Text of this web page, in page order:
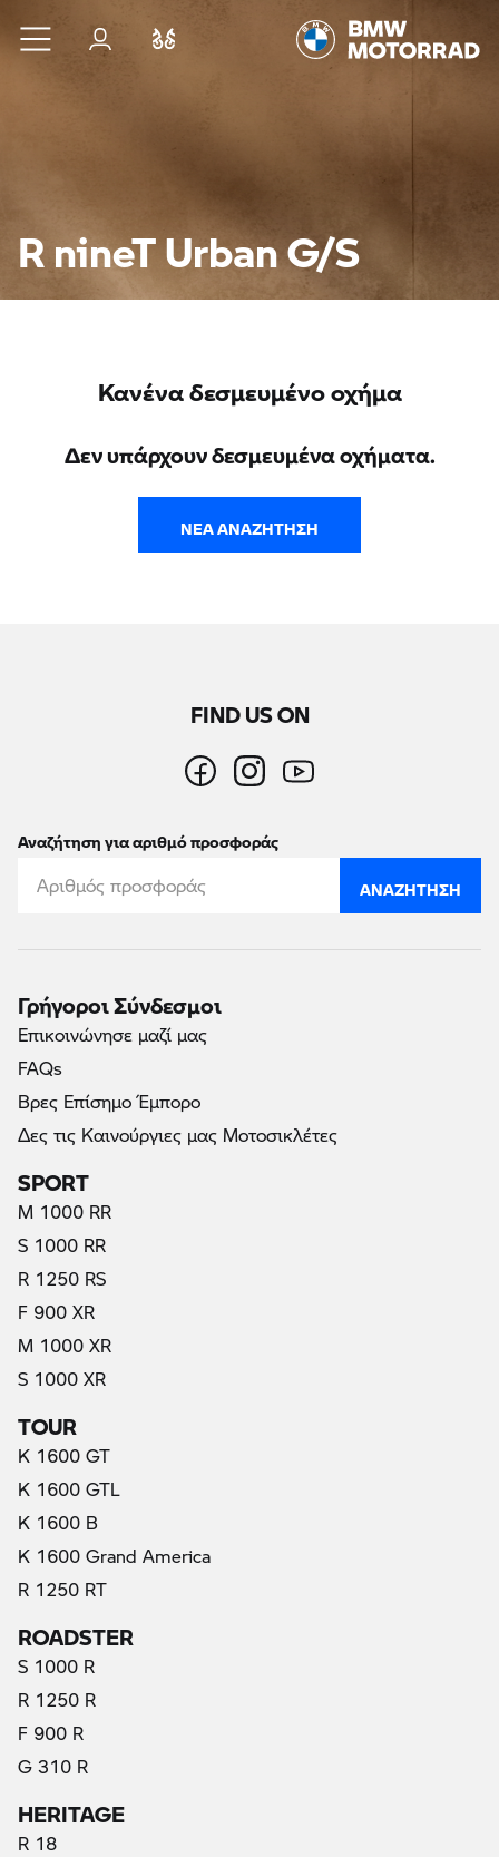
Μετάβαση στο κύριο περιεχόμενο
Σύνδεση
R nineT Urban G/S
Κανένα δεσμευμένο οχήμα
Δεν υπάρχουν δεσμευμένα οχήματα.
ΝΈΑ ΑΝΑΖΉΤΗΣΗ
FIND US ON
Αναζήτηση για αριθμό προσφοράς
ΑΝΑΖΉΤΗΣΗ
Γρήγοροι Σύνδεσμοι
Επικοινώνησε μαζί μας
FAQs
Βρες Επίσημο Έμπορο
Δες τις Καινούργιες μας Μοτοσικλέτες
SPORT
M 1000 RR
S 1000 RR
R 1250 RS
F 900 XR
M 1000 XR
S 1000 XR
TOUR
K 1600 GT
K 1600 GTL
K 1600 B
K 1600 Grand America
R 1250 RT
ROADSTER
S 1000 R
R 1250 R
F 900 R
G 310 R
HERITAGE
R 18